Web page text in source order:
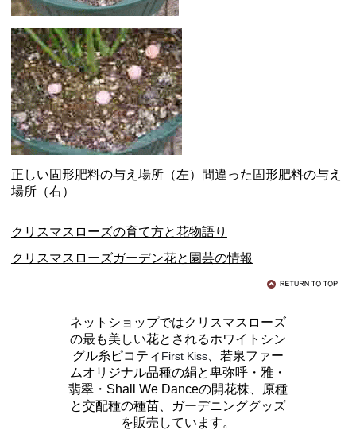
正しい固形肥料の与え場所（左）間違った固形肥料の与え
場所（右）
クリスマスローズの育て方と花物語り
クリスマスローズガーデン花と園芸の情報
ネットショップではクリスマスローズ
の最も美しい花とされるホワイトシン
グル糸ピコティ First Kiss 、若泉ファー
ムオリジナル品種の絹と卑弥呼・雅・
翡翠・Shall We Danceの開花株、原種
と交配種の種苗、ガーデニンググッズ
を販売しています。